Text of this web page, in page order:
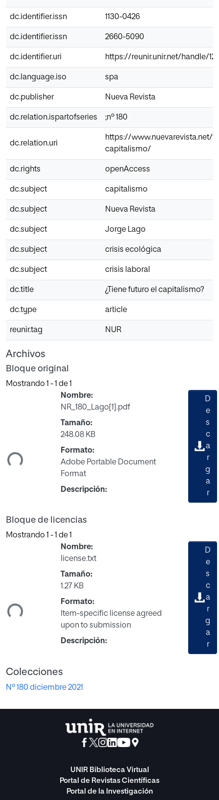
dc.identifier.issn 1130-0426
dc.identifier.issn 2660-5090
dc.identifier.uri https://reunir.unir.net/handle/
dc.language.iso spa
dc.publisher Nueva Revista
dc.relation.ispartofseries ;nº 180
dc.relation.uri
https://www.nuevarevista.net/
capitalismo/
dc.rights openAccess
dc.subject capitalismo
dc.subject Nueva Revista
dc.subject Jorge Lago
dc.subject crisis ecológica
dc.subject crisis laboral
dc.title ¿Tiene futuro el capitalismo?
dc.type article
reunir.tag NUR
Archivos
Bloque original
Mostrando 1 - 1 de 1
Nombre:
NR_180_Lago[1].pdf
Tamaño:
248.08 KB
Formato:
Adobe Portable Document
Format
Descripción:
D
e
s
c
a
r
g
a
r
Bloque de licencias
Mostrando 1 - 1 de 1
Nombre:
license.txt
Tamaño:
1.27 KB
Formato:
Item-specific license agreed
upon to submission
Descripción:
D
e
s
c
a
r
g
a
r
Colecciones
Nº 180 diciembre 2021
UNIR Biblioteca Virtual
Portal de Revistas Científicas
Portal de la Investigación